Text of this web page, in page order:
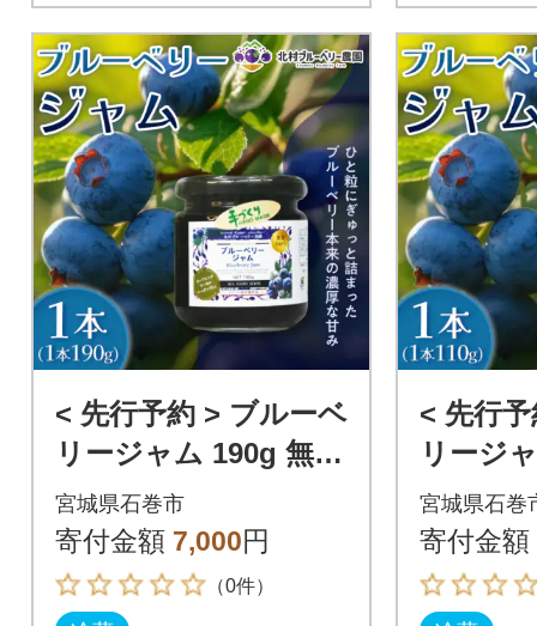
< 先行予約 > ブルーベ
リージャム 190g 無添
加 摘みたて 手作り 果
実 アントシアニン
宮城県石巻市
寄付金額 7,000円
（0件）
< 先行
リージ
加 摘み
実 アン
宮城県石巻
寄付金額